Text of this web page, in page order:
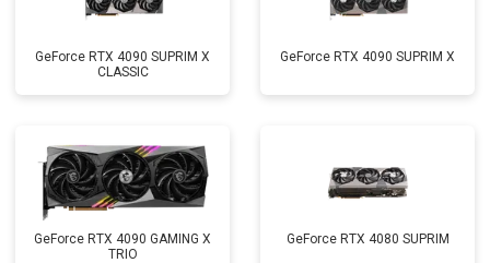
GeForce RTX 4090 SUPRIM X
CLASSIC
GeForce RTX 4090 SUPRIM X
GeForce RTX 4090 GAMING X
TRIO
GeForce RTX 4080 SUPRIM